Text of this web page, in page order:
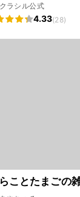
クラシル公式
4.33(28)
ことたまごの